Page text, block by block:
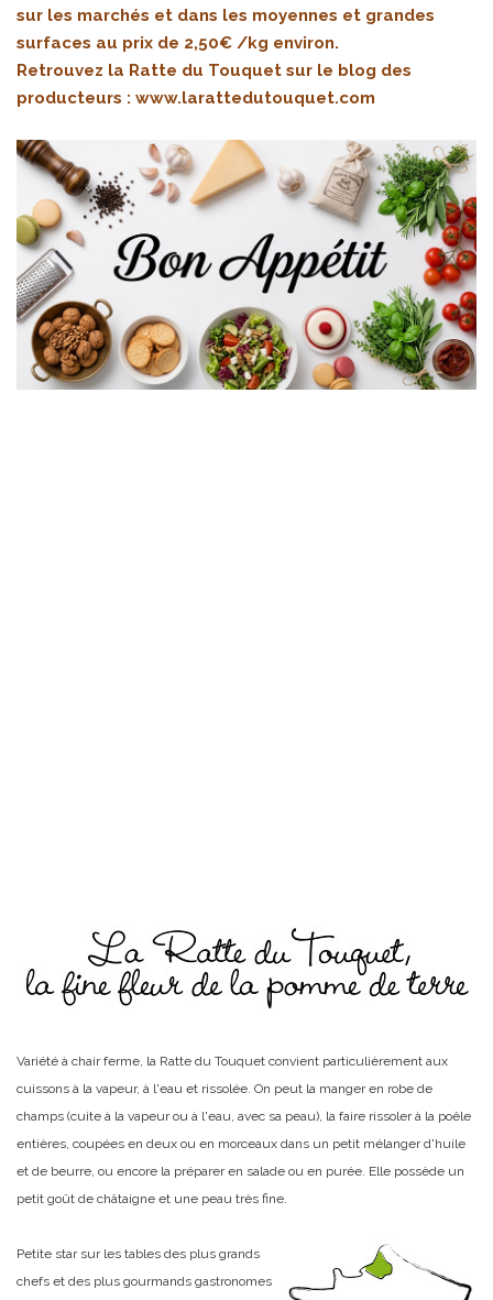
sur les marchés et dans les moyennes et grandes
surfaces au prix de 2,50€ /kg environ.
Retrouvez la Ratte du Touquet sur le blog des
producteurs : www.larattedutouquet.com
Variété à chair ferme, la Ratte du Touquet convient particulièrement aux
cuissons à la vapeur, à l'eau et rissolée. On peut la manger en robe de
champs (cuite à la vapeur ou à l'eau, avec sa peau), la faire rissoler à la poêle
entières, coupées en deux ou en morceaux dans un petit mélanger d'huile
et de beurre, ou encore la préparer en salade ou en purée. Elle possède un
petit goût de châtaigne et une peau très fine.
Petite star sur les tables des plus grands
chefs et des plus gourmands gastronomes